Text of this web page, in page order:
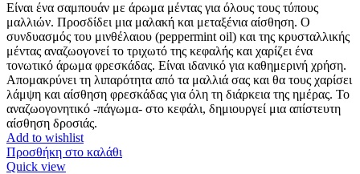
was:
30.00 €.
τιμή
είναι:
22.00 €.
Είναι ένα σαμπουάν με άρωμα μέντας για όλους τους τύπους
μαλλιών. Προσδίδει μια μαλακή και μεταξένια αίσθηση. Ο
συνδυασμός του μινθέλαιου (peppermint oil) και της κρυσταλλικής
μέντας αναζωογονεί το τριχωτό της κεφαλής και χαρίζει ένα
τονωτικό άρωμα φρεσκάδας. Είναι ιδανικό για καθημερινή χρήση.
Απομακρύνει τη λιπαρότητα από τα μαλλιά σας και θα τους χαρίσει
λάμψη και αίσθηση φρεσκάδας για όλη τη διάρκεια της ημέρας. Το
αναζωογονητικό -πάγωμα- στο κεφάλι, δημιουργεί μια απίστευτη
αίσθηση δροσιάς.
Add to wishlist
Προσθήκη στο καλάθι
Quick view